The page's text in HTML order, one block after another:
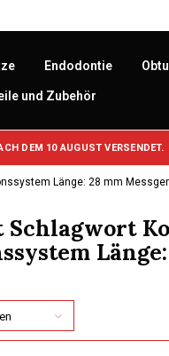
Endodontie
und Zubehör
DEM 10 AUGUST VERSENDET.
Länge: 28 mm